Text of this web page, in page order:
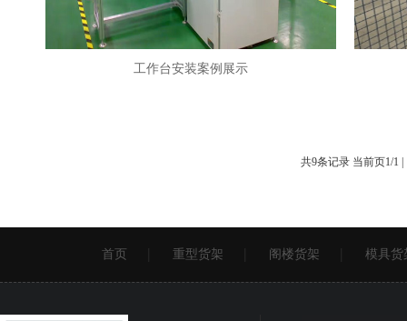
工作台安装案例展示
共9条记录 当前页1/1
首页 重型货架 阁楼货架 模具货